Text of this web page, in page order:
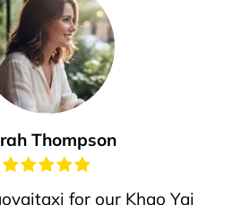
Thompson
for our Khao Yai